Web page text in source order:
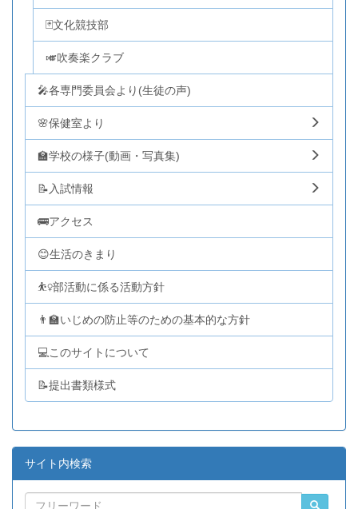
🃏文化競技部
🎺吹奏楽クラブ
🎤各専門委員会より(生徒の声)
🌸保健室より
🏫学校の様子(動画・写真集)
📝入試情報
🚌アクセス
😊生活のきまり
⛹️‍♀️部活動に係る活動方針
👨‍🏫いじめの防止等のための基本的な方針
💻このサイトについて
📝提出書類様式
サイト内検索